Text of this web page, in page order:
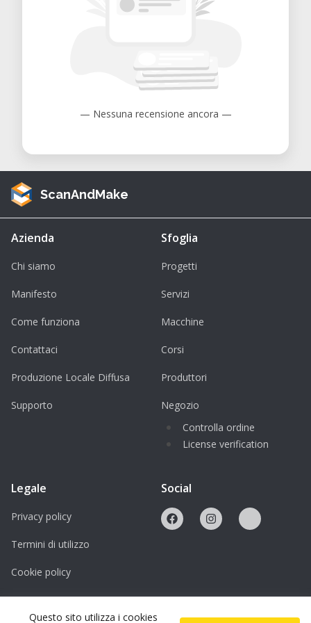
— Nessuna recensione ancora —
ScanAndMake
Azienda
Chi siamo
Manifesto
Come funziona
Contattaci
Produzione Locale Diffusa
Supporto
Sfoglia
Progetti
Servizi
Macchine
Corsi
Produttori
Negozio
Controlla ordine
License verification
Legale
Privacy policy
Termini di utilizzo
Cookie policy
Licenze
Social
Questo sito utilizza i cookies